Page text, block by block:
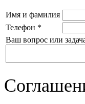
Имя и фамилия
Телефон *
Ваш вопрос или